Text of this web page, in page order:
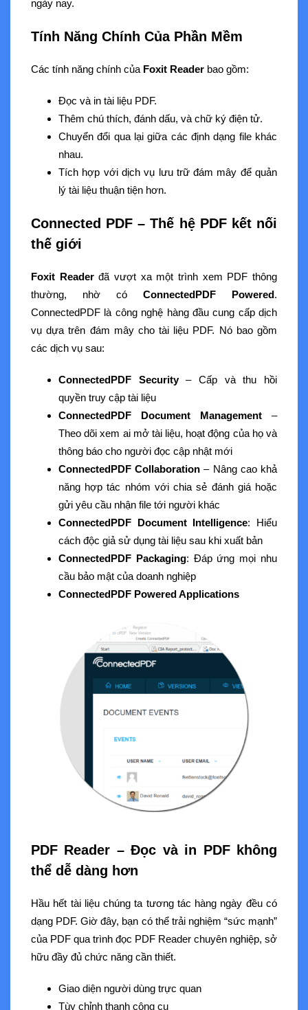
ngày nay.
Tính Năng Chính Của Phần Mềm
Các tính năng chính của Foxit Reader bao gồm:
Đọc và in tài liệu PDF.
Thêm chú thích, đánh dấu, và chữ ký điện tử.
Chuyển đổi qua lại giữa các định dạng file khác
nhau.
Tích hợp với dịch vụ lưu trữ đám mây để quản
lý tài liệu thuận tiện hơn.
Connected PDF – Thế hệ PDF kết nối
thế giới
Foxit Readerđã vượt xa một trình xem PDF thông
thường, nhờ có ConnectedPDF Powered.
ConnectedPDF là công nghệ hàng đầu cung cấp dịch
vụ dựa trên đám mây cho tài liệu PDF. Nó bao gồm
các dịch vụ sau:
ConnectedPDF Security– Cấp và thu hồi
quyền truy cập tài liệu
ConnectedPDF Document Management –
Theo dõi xem ai mở tài liệu, hoạt động của họ và
thông báo cho người đọc cập nhật mới
ConnectedPDF Collaboration – Nâng cao khả
năng hợp tác nhóm với chia sẻ đánh giá hoặc
gửi yêu cầu nhận file tới người khác
ConnectedPDF Document Intelligence: Hiểu
cách độc giả sử dụng tài liệu sau khi xuất bản
ConnectedPDF Packaging: Đáp ứng mọi nhu
cầu bảo mật của doanh nghiệp
ConnectedPDF Powered Applications
PDF Reader – Đọc và in PDF không
thể dễ dàng hơn
Hầu hết tài liệu chúng ta tương tác hàng ngày đều có
dạng PDF. Giờ đây, bạn có thể trải nghiệm “sức mạnh”
của PDF qua trình đọc PDF Reader chuyên nghiệp, sở
hữu đầy đủ chức năng cần thiết.
Giao diện người dùng trực quan
Tùy chỉnh thanh công cụ